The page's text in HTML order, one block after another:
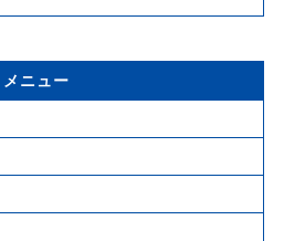
メニュー